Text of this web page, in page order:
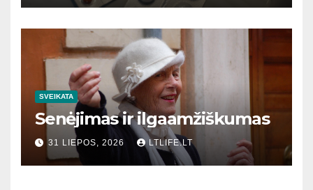
SVEIKATA
Senėjimas ir ilgaamžiškumas
31 LIEPOS, 2026 LTLIFE.LT